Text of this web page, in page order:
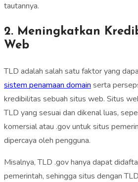
tautannya.
2. Meningkatkan
Web
TLD adalah salah satu faktor yang
sistem penamaan domain serta
kredibilitas sebuah situs web. Situs
TLD yang sesuai dan dikenal luas,
komersial atau .gov untuk situs
dipercaya oleh pengguna.
Misalnya, TLD .gov hanya dapat
pemerintah, sehingga situs dengan